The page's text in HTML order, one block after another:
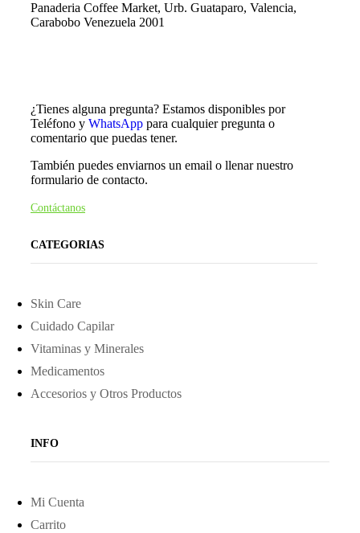
Panaderia Coffee Market, Urb. Guataparo, Valencia,
Carabobo Venezuela 2001
¿Tienes alguna pregunta? Estamos disponibles por
Teléfono y WhatsApp para cualquier pregunta o
comentario que puedas tener.
También puedes enviarnos un email o llenar nuestro
formulario de contacto.
Contáctanos
CATEGORIAS
Skin Care
Cuidado Capilar
Vitaminas y Minerales
Medicamentos
Accesorios y Otros Productos
INFO
Mi Cuenta
Carrito